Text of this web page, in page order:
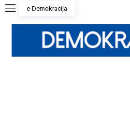
e-Demokracija